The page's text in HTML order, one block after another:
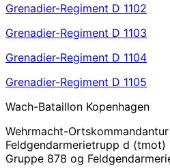
Grenadier-Regiment D 1102
Grenadier-Regiment D 1103
Grenadier-Regiment D 1104
Grenadier-Regiment D 1105
Wach-Bataillon Kopenhagen
Wehrmacht-
Feldgendarmerietrupp d
Gruppe 878 og